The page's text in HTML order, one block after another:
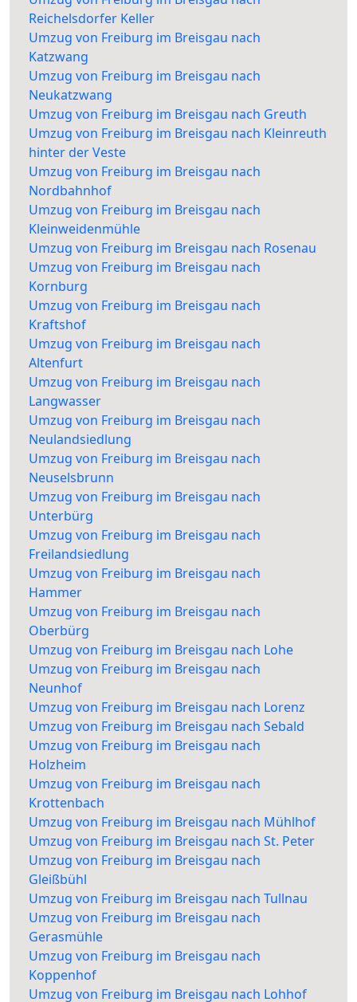
Reichelsdorfer Keller
Umzug von Freiburg im Breisgau nach
Katzwang
Umzug von Freiburg im Breisgau nach
Neukatzwang
Umzug von Freiburg im Breisgau nach Greuth
Umzug von Freiburg im Breisgau nach Kleinreuth
hinter der Veste
Umzug von Freiburg im Breisgau nach
Nordbahnhof
Umzug von Freiburg im Breisgau nach
Kleinweidenmühle
Umzug von Freiburg im Breisgau nach Rosenau
Umzug von Freiburg im Breisgau nach
Kornburg
Umzug von Freiburg im Breisgau nach
Kraftshof
Umzug von Freiburg im Breisgau nach
Altenfurt
Umzug von Freiburg im Breisgau nach
Langwasser
Umzug von Freiburg im Breisgau nach
Neulandsiedlung
Umzug von Freiburg im Breisgau nach
Neuselsbrunn
Umzug von Freiburg im Breisgau nach
Unterbürg
Umzug von Freiburg im Breisgau nach
Freilandsiedlung
Umzug von Freiburg im Breisgau nach
Hammer
Umzug von Freiburg im Breisgau nach
Oberbürg
Umzug von Freiburg im Breisgau nach Lohe
Umzug von Freiburg im Breisgau nach
Neunhof
Umzug von Freiburg im Breisgau nach Lorenz
Umzug von Freiburg im Breisgau nach Sebald
Umzug von Freiburg im Breisgau nach
Holzheim
Umzug von Freiburg im Breisgau nach
Krottenbach
Umzug von Freiburg im Breisgau nach Mühlhof
Umzug von Freiburg im Breisgau nach St. Peter
Umzug von Freiburg im Breisgau nach
Gleißbühl
Umzug von Freiburg im Breisgau nach Tullnau
Umzug von Freiburg im Breisgau nach
Gerasmühle
Umzug von Freiburg im Breisgau nach
Koppenhof
Umzug von Freiburg im Breisgau nach Lohhof